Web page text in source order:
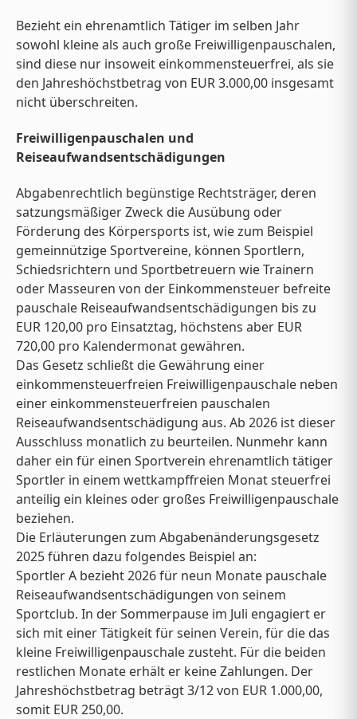
Bezieht ein ehrenamtlich Tätiger im selben Jahr
sowohl kleine als auch große Freiwilligenpauschalen,
sind diese nur insoweit einkommensteuerfrei, als sie
den Jahreshöchstbetrag von EUR 3.000,00 insgesamt
nicht überschreiten.
Freiwilligenpauschalen und
Reiseaufwandsentschädigungen
Abgabenrechtlich begünstige Rechtsträger, deren
satzungsmäßiger Zweck die Ausübung oder
Förderung des Körpersports ist, wie zum Beispiel
gemeinnützige Sportvereine, können Sportlern,
Schiedsrichtern und Sportbetreuern wie Trainern
oder Masseuren von der Einkommensteuer befreite
pauschale Reiseaufwandsentschädigungen bis zu
EUR 120,00 pro Einsatztag, höchstens aber EUR
720,00 pro Kalendermonat gewähren.
Das Gesetz schließt die Gewährung einer
einkommensteuerfreien Freiwilligenpauschale neben
einer einkommensteuerfreien pauschalen
Reiseaufwandsentschädigung aus. Ab 2026 ist dieser
Ausschluss monatlich zu beurteilen. Nunmehr kann
daher ein für einen Sportverein ehrenamtlich tätiger
Sportler in einem wettkampffreien Monat steuerfrei
anteilig ein kleines oder großes Freiwilligenpauschale
beziehen.
Die Erläuterungen zum Abgabenänderungsgesetz
2025 führen dazu folgendes Beispiel an:
Sportler A bezieht 2026 für neun Monate pauschale
Reiseaufwandsentschädigungen von seinem
Sportclub. In der Sommerpause im Juli engagiert er
sich mit einer Tätigkeit für seinen Verein, für die das
kleine Freiwilligenpauschale zusteht. Für die beiden
restlichen Monate erhält er keine Zahlungen. Der
Jahreshöchstbetrag beträgt 3/12 von EUR 1.000,00,
somit EUR 250,00.